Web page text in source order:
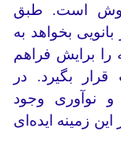
روش است. طبق
بخواهد به
را برایش فراهم
قرار بگیرد. در
نوآوری وجود
زمینه ایده‌ای